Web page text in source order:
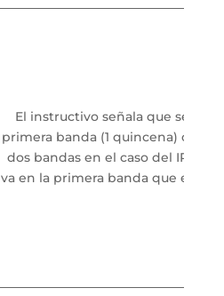
El instructivo señala que se
primera banda (1 quincena) o en
dos bandas en el caso del IRL, en
va en la primera banda que es el